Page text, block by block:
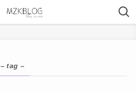
– tag –